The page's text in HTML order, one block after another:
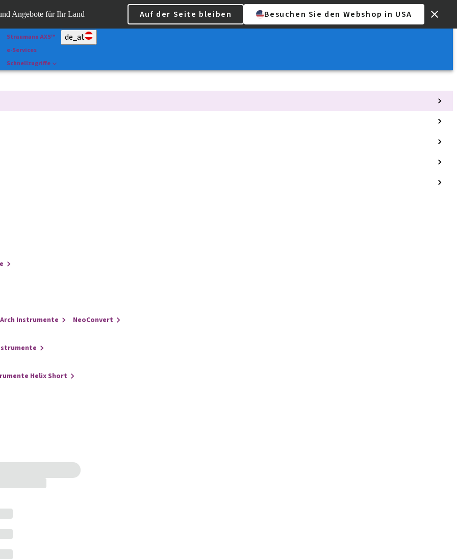
Angebote für Ihr Land Auf der Seite bleiben Besuchen Sie den Webshop in USA
Scan&Shape
Straumann AXS™
e-Services
Schnellzugriffe
de_at
Instrumente
NeoConvert
Helix Short